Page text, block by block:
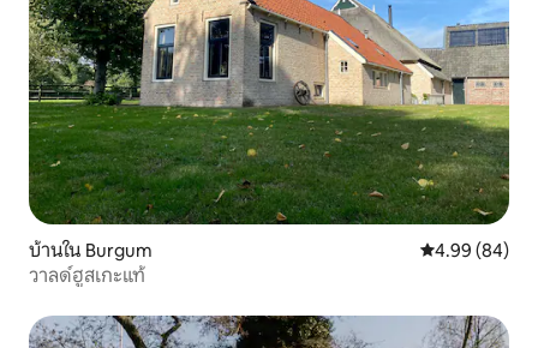
บ้านใน Burgum คะแนนเฉลี่ย
4.99 (84)
วาลด์ฮูสเกะแท้